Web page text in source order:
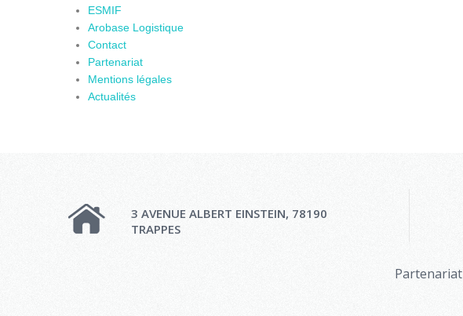
ESMIF
Arobase Logistique
Contact
Partenariat
Mentions légales
Actualités
3 AVENUE ALBERT EINSTEIN, 78190
TRAPPES
Partenariat